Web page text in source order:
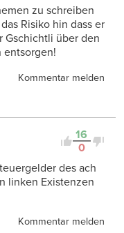
zu schreiben
Risiko hin dass er
Gschichtli über den
entsorgen!
Kommentar melden
16
0
des ach
linken Existenzen
Kommentar melden